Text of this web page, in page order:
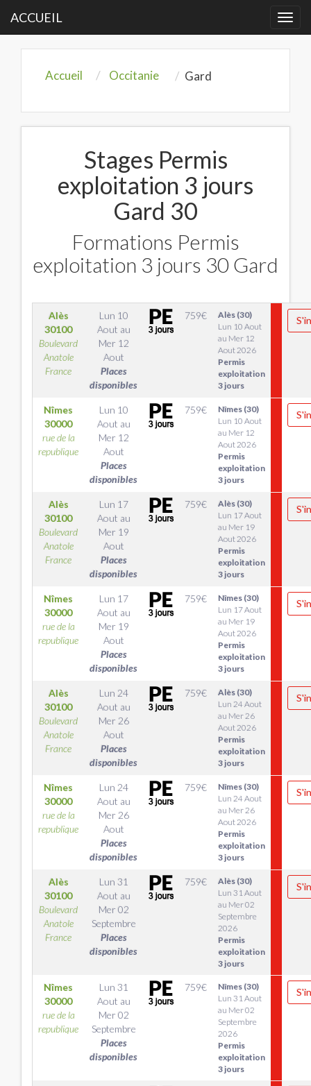
ACCUEIL
Accueil Occitanie Gard
Stages Permis
exploitation 3 jours
Gard 30
Formations Permis
exploitation 3 jours 30 Gard
Alès
30100
Boulevard
Anatole
France
Lun 10
Aout au
Mer 12
Aout
Places
disponibles
759€
Alès (30)
Lun 10 Aout
au Mer 12
Aout 2026
Permis
exploitation
3 jours
Nîmes
30000
rue de la
republique
Lun 10
Aout au
Mer 12
Aout
Places
disponibles
759€
Nîmes (30)
Lun 10 Aout
au Mer 12
Aout 2026
Permis
exploitation
3 jours
Alès
30100
Boulevard
Anatole
France
Lun 17
Aout au
Mer 19
Aout
Places
disponibles
759€
Alès (30)
Lun 17 Aout
au Mer 19
Aout 2026
Permis
exploitation
3 jours
Nîmes
30000
rue de la
republique
Lun 17
Aout au
Mer 19
Aout
Places
disponibles
759€
Nîmes (30)
Lun 17 Aout
au Mer 19
Aout 2026
Permis
exploitation
3 jours
Alès
30100
Boulevard
Anatole
France
Lun 24
Aout au
Mer 26
Aout
Places
disponibles
759€
Alès (30)
Lun 24 Aout
au Mer 26
Aout 2026
Permis
exploitation
3 jours
Nîmes
30000
rue de la
republique
Lun 24
Aout au
Mer 26
Aout
Places
disponibles
759€
Nîmes (30)
Lun 24 Aout
au Mer 26
Aout 2026
Permis
exploitation
3 jours
Alès
30100
Boulevard
Anatole
France
Lun 31
Aout au
Mer 02
Septembre
Places
disponibles
759€
Alès (30)
Lun 31 Aout
au Mer 02
Septembre
2026
Permis
exploitation
3 jours
Nîmes
30000
rue de la
republique
Lun 31
Aout au
Mer 02
Septembre
Places
disponibles
759€
Nîmes (30)
Lun 31 Aout
au Mer 02
Septembre
2026
Permis
exploitation
3 jours